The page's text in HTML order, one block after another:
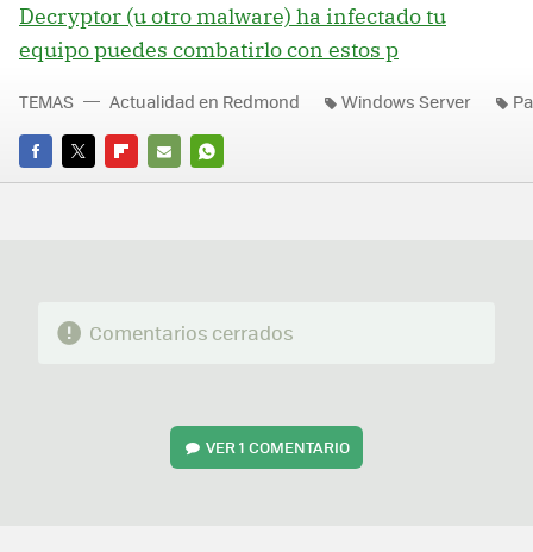
Decryptor (u otro malware) ha infectado tu
equipo puedes combatirlo con estos p
FACEBOOK
TWITTERFLIPBOARD
E-
WHATSAPP
TEMAS Actualidad en Redmond Windows Server
Comentarios cerrados
VER1 COMENTARIO